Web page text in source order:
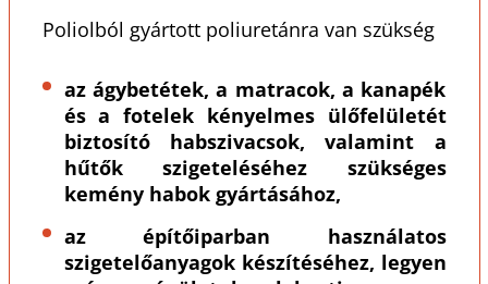
Poliolból gyártott poliuretánra van szükség
az ágybetétek, a matracok, a kanapék
és a fotelek kényelmes ülőfelületét
biztosító habszivacsok, valamint a
hűtők szigeteléséhez szükséges
kemény habok gyártásához,
az építőiparban használatos
szigetelőanyagok készítéséhez, legyen